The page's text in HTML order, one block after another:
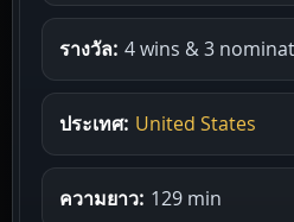
รางวัล: 4 wins & 3
ประเทศ: United States
ความยาว: 129 min